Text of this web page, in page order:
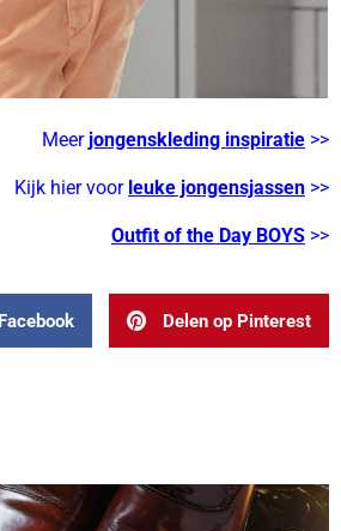
Meer jongenskleding inspiratie >>
Kijk hier voor leuke jongensjassen >>
Outfit of the Day BOYS >>
Delen op Pinterest